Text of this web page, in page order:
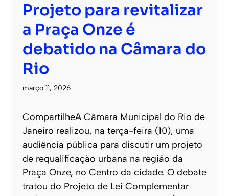
Projeto para revitalizar
a Praça Onze é
debatido na Câmara do
Rio
março 11, 2026
CompartilheA Câmara Municipal do Rio de
Janeiro realizou, na terça-feira (10), uma
audiência pública para discutir um projeto
de requalificação urbana na região da
Praça Onze, no Centro da cidade. O debate
tratou do Projeto de Lei Complementar